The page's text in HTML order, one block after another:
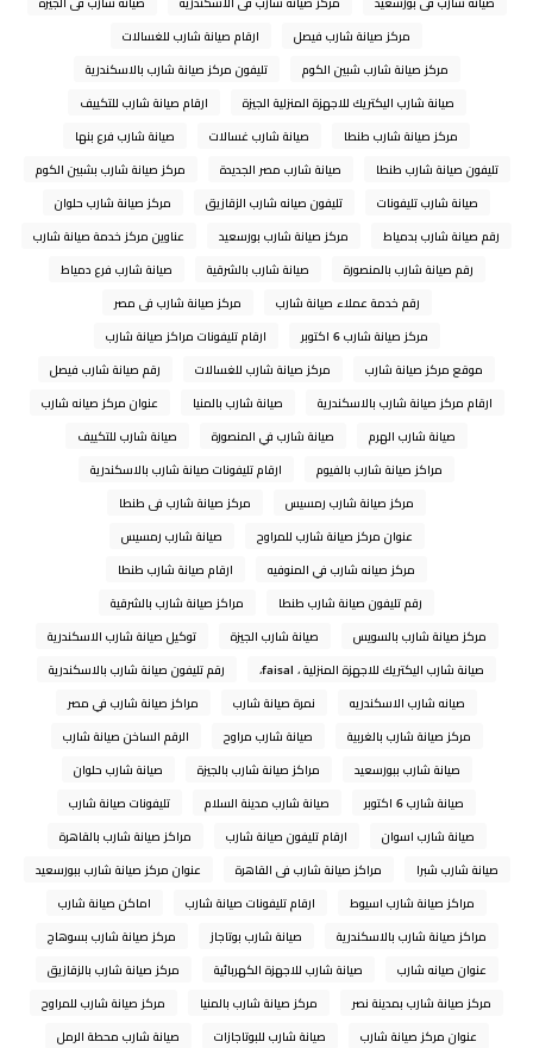
مركز صيانة شارب فيصل
ارقام صيانة شارب للغسالات
مركز صيانة شارب شبين الكوم
تليفون مركز صيانة شارب بالاسكندرية
صيانة شارب اليكتريك للاجهزة المنزلية الجيزة
ارقام صيانة شارب للتكييف
مركز صيانة شارب طنطا
صيانة شارب غسالات
صيانة شارب فرع بنها
تليفون صيانة شارب طنطا
صيانة شارب مصر الجديدة
مركز صيانة شارب بشبين الكوم
صيانة شارب تليفونات
تليفون صيانه شارب الزقازيق
مركز صيانة شارب حلوان
رقم صيانة شارب بدمياط
مركز صيانة شارب بورسعيد
عناوين مركز خدمة صيانة شارب
رقم صيانة شارب بالمنصورة
صيانة شارب بالشرقية
صيانة شارب فرع دمياط
رقم خدمة عملاء صيانة شارب
مركز صيانة شارب فى مصر
مركز صيانة شارب 6 اكتوبر
ارقام تليفونات مراكز صيانة شارب
موقع مركز صيانة شارب
مركز صيانة شارب للغسالات
رقم صيانة شارب فيصل
ارقام مركز صيانة شارب بالاسكندرية
صيانة شارب بالمنيا
عنوان مركز صيانه شارب
صيانة شارب الهرم
صيانة شارب في المنصورة
صيانة شارب للتكييف
مراكز صيانة شارب بالفيوم
ارقام تليفونات صيانة شارب بالاسكندرية
مركز صيانة شارب رمسيس
مركز صيانة شارب فى طنطا
عنوان مركز صيانة شارب للمراوح
صيانة شارب رمسيس
مركز صيانه شارب في المنوفيه
ارقام صيانة شارب طنطا
رقم تليفون صيانة شارب طنطا
مراكز صيانة شارب بالشرقية
مركز صيانة شارب بالسويس
صيانة شارب الجيزة
توكيل صيانة شارب الاسكندرية
صيانة شارب اليكتريك للاجهزة المنزلية ، faisal،
رقم تليفون صيانة شارب بالاسكندرية
صيانه شارب الاسكندريه
نمرة صيانة شارب
مراكز صيانة شارب في مصر
مركز صيانة شارب بالغربية
صيانة شارب مراوح
الرقم الساخن صيانة شارب
صيانة شارب ببورسعيد
مراكز صيانة شارب بالجيزة
صيانة شارب حلوان
صيانة شارب 6 اكتوبر
صيانة شارب مدينة السلام
تليفونات صيانة شارب
صيانة شارب اسوان
ارقام تليفون صيانة شارب
مراكز صيانة شارب بالقاهرة
صيانة شارب شبرا
مراكز صيانة شارب فى القاهرة
عنوان مركز صيانة شارب ببورسعيد
مراكز صيانة شارب اسيوط
ارقام تليفونات صيانة شارب
اماكن صيانة شارب
مراكز صيانة شارب بالاسكندرية
صيانة شارب بوتاجاز
مركز صيانة شارب بسوهاج
عنوان صيانه شارب
صيانة شارب للاجهزة الكهربائية
مركز صيانة شارب بالزقازيق
مركز صيانة شارب بمدينة نصر
مركز صيانة شارب بالمنيا
مركز صيانة شارب للمراوح
عنوان مركز صيانة شارب
صيانة شارب للبوتاجازات
صيانة شارب محطة الرمل